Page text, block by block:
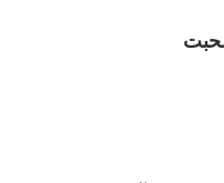
جنسی صحبت